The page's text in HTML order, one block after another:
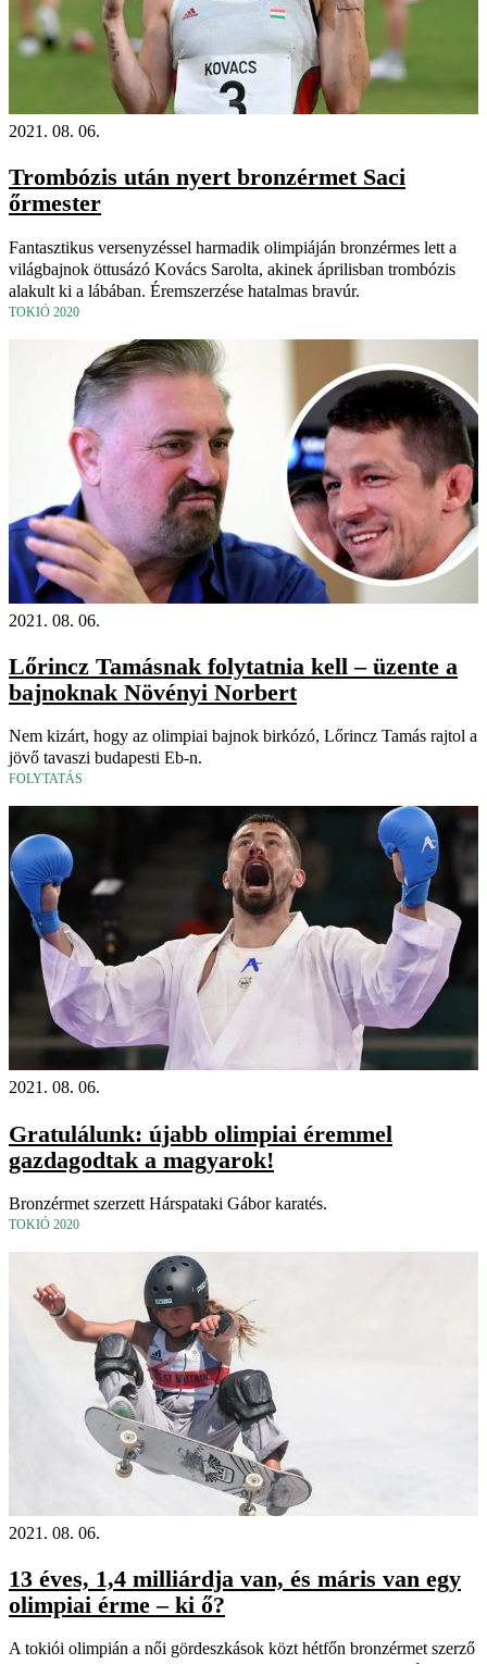
2021. 08. 06.
Trombózis után nyert bronzérmet Saci
őrmester
Fantasztikus versenyzéssel harmadik olimpiáján bronzérmes lett a
világbajnok öttusázó Kovács Sarolta, akinek áprilisban trombózis
alakult ki a lábában. Éremszerzése hatalmas bravúr.
TOKIÓ 2020
2021. 08. 06.
Lőrincz Tamásnak folytatnia kell – üzente a
bajnoknak Növényi Norbert
Nem kizárt, hogy az olimpiai bajnok birkózó, Lőrincz Tamás rajtol a
jövő tavaszi budapesti Eb-n.
FOLYTATÁS
2021. 08. 06.
Gratulálunk: újabb olimpiai éremmel
gazdagodtak a magyarok!
Bronzérmet szerzett Hárspataki Gábor karatés.
TOKIÓ 2020
2021. 08. 06.
13 éves, 1,4 milliárdja van, és máris van egy
olimpiai érme – ki ő?
A tokiói olimpián a női gördeszkások közt hétfőn bronzérmet szerző